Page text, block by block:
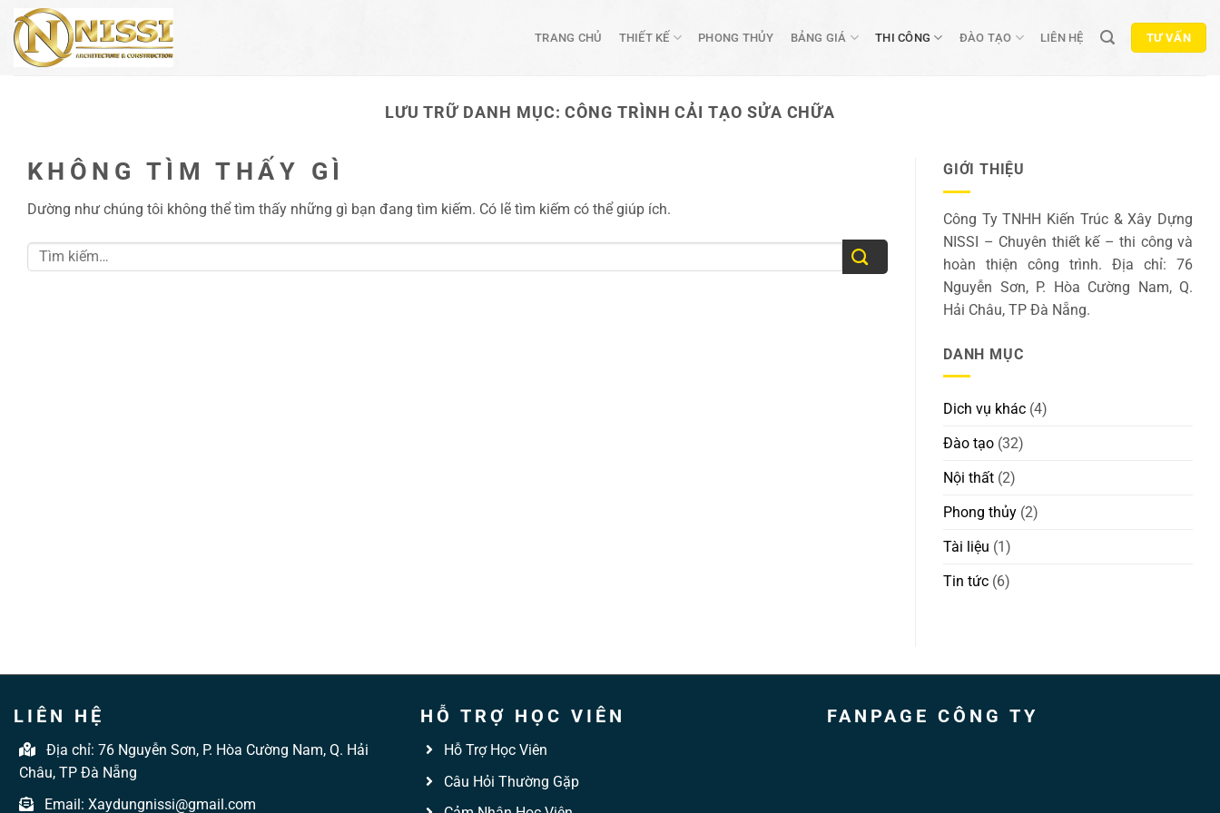
qua
nội
TRANG CHỦ THIẾT KẾ PHONG THỦY BẢNG GIÁ THI CÔNG ĐÀO TẠO LIÊN HỆ TƯ VẤN
LƯU TRỮ DANH MỤC:CÔNG TRÌNH CẢI TẠO SỬA CHỮA
KHÔNG TÌM THẤY GÌ
Dường như chúng tôi không thể tìm thấy những gì bạn đang tìm kiếm. Có lẽ tìm kiếm có thể giúp ích.
GIỚI THIỆU
Công Ty TNHH Kiến Trúc & Xây Dựng
NISSI – Chuyên thiết kế – thi công và
hoàn thiện công trình. Địa chỉ: 76
Nguyễn Sơn, P. Hòa Cường Nam, Q.
Hải Châu, TP Đà Nẵng.
DANH MỤC
Dich vụ khác (4)
Đào tạo (32)
Nội thất (2)
Phong thủy (2)
Tài liệu (1)
Tin tức (6)
LIÊN HỆ
Địa chỉ: 76 Nguyễn Sơn, P. Hòa Cường Nam, Q. Hải
Châu, TP Đà Nẵng
Email: Xaydungnissi@gmail.com
HỖ TRỢ HỌC VIÊN
Hỗ Trợ Học Viên
Câu Hỏi Thường Gặp
FANPAGE CÔNG TY